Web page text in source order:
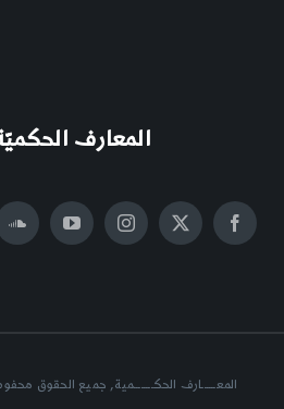
المعارف
المعــــــارف الحكــــــــمية, جميع الحقوق محفوظة ©